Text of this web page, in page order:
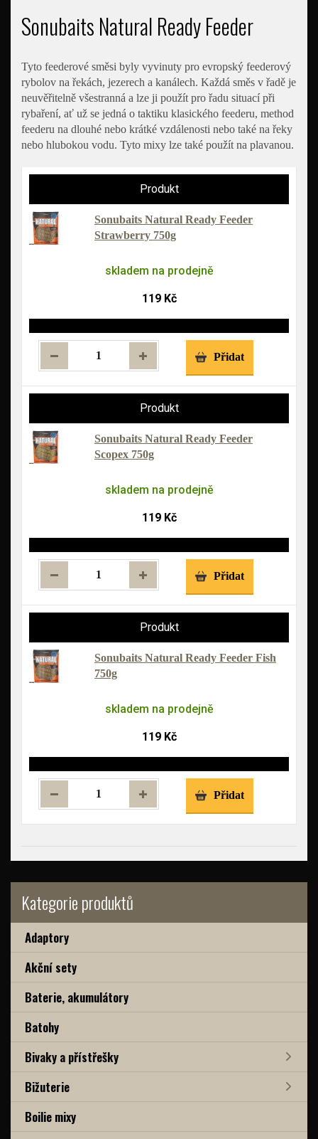
Kategorie produktů
Adaptory
Akční sety
Baterie, akumulátory
Batohy
Bivaky a přístřešky
Bižuterie
Boilie mixy
Sonubaits Natural Ready Feeder
Tyto feederové směsi byly vyvinuty pro evropský feederový
rybolov na řekách, jezerech a kanálech. Každá směs v řadě je
neuvěřitelně všestranná a lze ji použít pro řadu situací při
rybaření, ať už se jedná o taktiku klasického feederu, method
feederu na dlouhé nebo krátké vzdálenosti nebo také na řeky
nebo hlubokou vodu. Tyto mixy lze také použít na plavanou.
Sonubaits Natural Ready Feeder
Strawberry 750g
skladem na prodejně
119 Kč
Přidat
Sonubaits Natural Ready Feeder
Scopex 750g
skladem na prodejně
119 Kč
Přidat
Sonubaits Natural Ready Feeder Fish
750g
skladem na prodejně
119 Kč
Přidat